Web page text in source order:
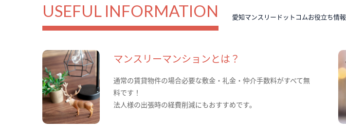
USEFUL INFORMATION 愛知マンスリードットコムお役立ち情報
マンスリーマンションとは？
通常の賃貸物件の場合必要な敷金・礼金・仲介手数料がすべて無
料です！
法人様の出張時の経費削減にもおすすめです。